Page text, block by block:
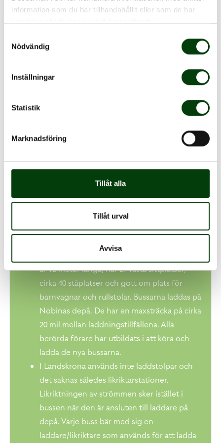
information som du har tillhandahållit eller som de har
samlat in när du har använt deras tjänster.
Nödvändig
Inställningar
Statistik
Marknadsföring
Tillåt alla
Tillåt urval
Avvisa
klimatutsläppen jämfört med bussar som
Elbussarna genererar cirka 6 decibel lägre
ljudnivå än bussar med förbränningsmotor.
Det innebär att ljudnivån ombord bussen
ger behagliga resor och en stadsmiljö med
är de utrustade med en varningssignal som
fotgängare och cyklister. Varningssignalen
låter som en ringklocka, likt sådana som
De nya bussarna, totalt 14 stycken, kommer
är 12 meter långa, har 27 fasta sittplatser,
cirka 40 ståplatser och gott om plats för
barnvagnar och rullstolar. Bussarna laddas på
Nobinas depå. De har en maxsträcka på cirka
20 mil mellan laddningstillfällena. Alla
berörda förare har utbildats i att köra och
ladda de nya bussarna.
I Landskrona används inte laddstolpar och
det saknas således likriktarstationer.
Likriktningen av strömmen sker istället i
bussen när den är ansluten till laddare på
depå. Varje buss bär med sig en
laddare/likriktare som används för att ladda